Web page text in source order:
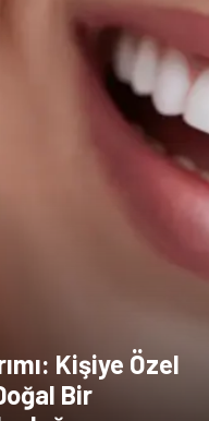
Kişiye Özel
Bir